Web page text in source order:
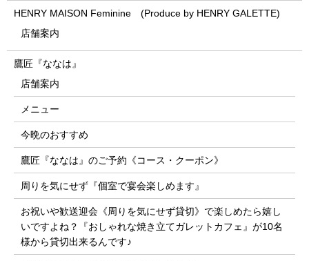
HENRY MAISON Feminine (Produce by HENRY GALETTE)
店舗案内
鷹匠『ななは』
店舗案内
メニュー
今晩のおすすめ
鷹匠『ななは』のご予約《コース・クーポン》
周りを気にせず『個室で宴会楽しめます』
お祝いや歓送迎会《周りを気にせず貸切》で楽しめたら嬉し
いですよね？『おしゃれな焼き立てガレットカフェ』が10名
様から貸切出来るんです♪